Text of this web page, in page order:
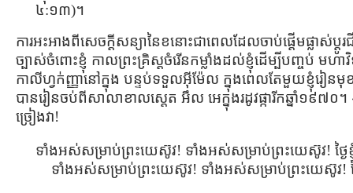
៤:១៣)។
ការអះអាងពីសេចក្ដីសន្យានៃខនោះជាពេលដែលចាប់ផ្ដើមផ្លាស់
ច្បាស់ចំពោះខ្ញុំ កាលព្រះគ្រិស្ដចំរើនកម្លាំងដល់ខ្ញុំដើម្បីបញ្ចប់
កាលីហ្វក់ញ្ញានៅក្នុង បន្ទប់ទទួលអ៊ីម៉ែល ក្នុងពេលតែមួយខ្ញុំរៀនមុខ
បានរៀនចប់ពីសាលាខាលស្ដេត អឹល អេក្នុងរដូវផ្ការីកឆ្នាំ១៩
ច្រៀងវា!
ទាំងអស់សម្រាប់ព្រះយេស៊ូវ! ទាំងអស់សម្រាប់ព្រះយេស៊ូវ! ថ្ង
ទាំងអស់សម្រាប់ព្រះយេស៊ូវ! ទាំងអស់សម្រាប់ព្រះយេស៊ូវ! ថ្